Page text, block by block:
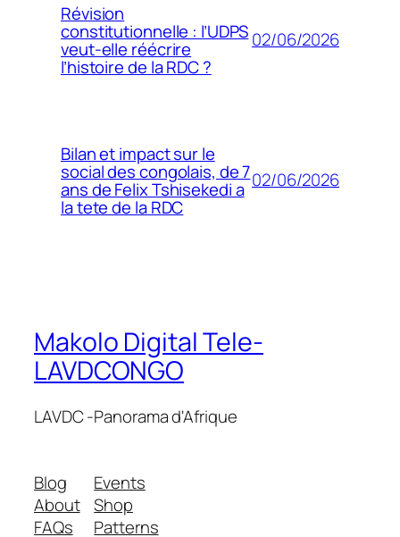
Révision
constitutionnelle : l’UDPS
veut-elle réécrire
l’histoire de la RDC ?
02/06/2026
Bilan et impact sur le
social des congolais, de 7
ans de Felix Tshisekedi a
la tete de la RDC
02/06/2026
Makolo Digital Tele-
LAVDCONGO
LAVDC -Panorama d'Afrique
Blog
About
FAQs
Events
Shop
Patterns